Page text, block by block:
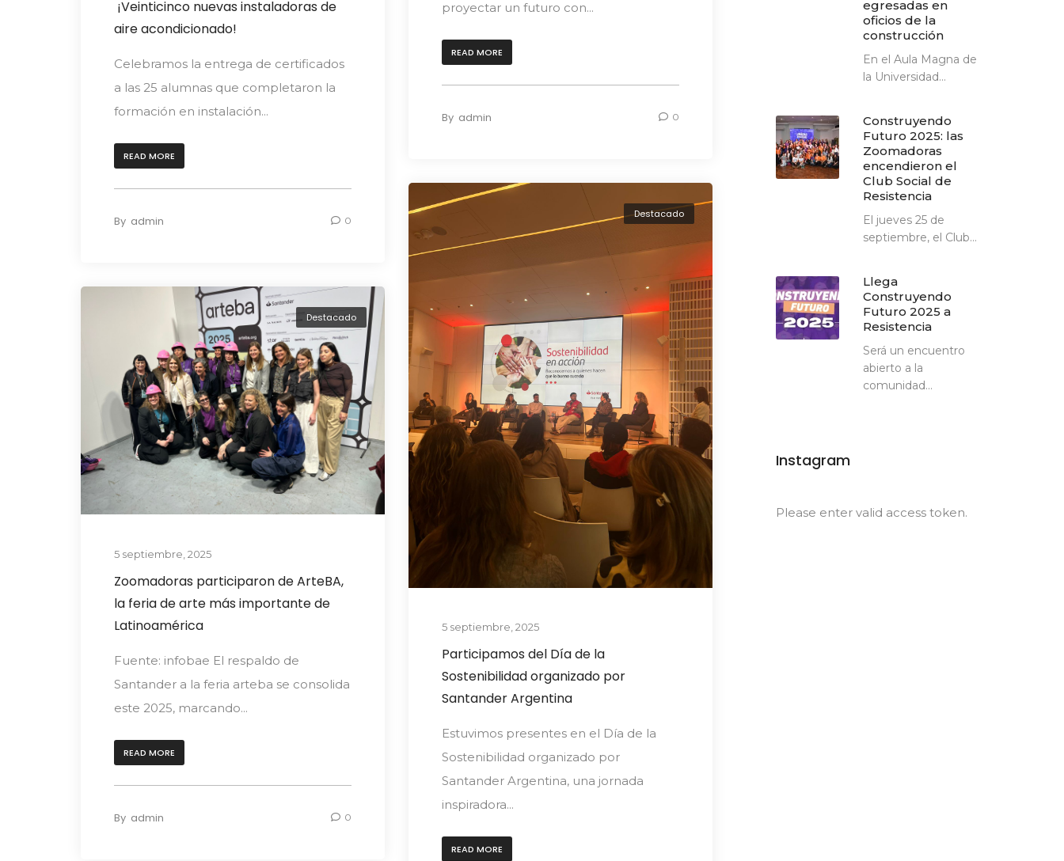
proyectar un futuro con...
READ MORE
By admin 0
¡Veinticinco nuevas instaladoras de
aire acondicionado!
Celebramos la entrega de certificados
a las 25 alumnas que completaron la
formación en instalación...
READ MORE
By admin 0
Destacado
5 septiembre, 2025
Participamos del Día de la
Sostenibilidad organizado por
Santander Argentina
Estuvimos presentes en el Día de la
Sostenibilidad organizado por
Santander Argentina, una jornada
inspiradora...
READ MORE
Destacado
5 septiembre, 2025
Zoomadoras participaron de ArteBA,
la feria de arte más importante de
Latinoamérica
Fuente: infobae El respaldo de
Santander a la feria arteba se consolida
este 2025, marcando...
READ MORE
By admin 0
egresadas en
oficios de la
construcción
En el Aula Magna de
la Universidad...
Construyendo
Futuro 2025: las
Zoomadoras
encendieron el
Club Social de
Resistencia
El jueves 25 de
septiembre, el Club...
Llega
Construyendo
Futuro 2025 a
Resistencia
Será un encuentro
abierto a la
comunidad...
Instagram
Please enter valid access token.